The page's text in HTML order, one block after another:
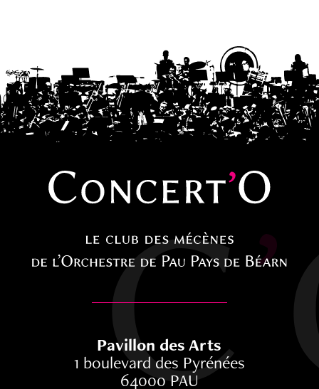
Pavillon des Arts
1 boulevard des Pyrénées
64000 PAU